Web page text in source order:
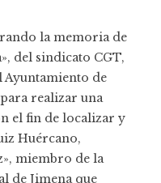
la memoria de
del sindicato CGT,
Ayuntamiento de
realizar una
el fin de localizar y
Huércano,
miembro de la
de Jimena que